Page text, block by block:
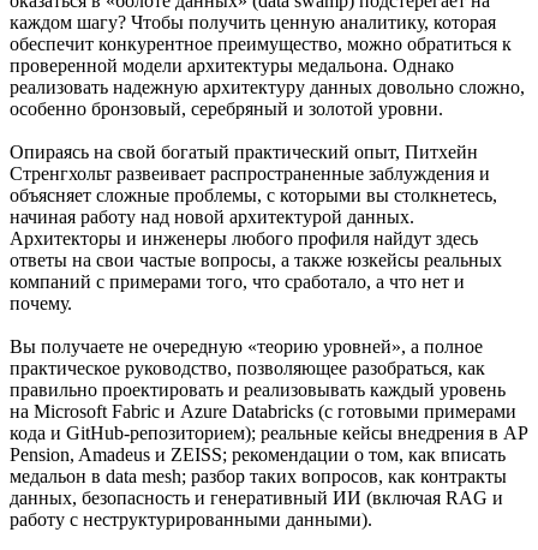
каждом шагу? Чтобы получить ценную аналитику, которая
обеспечит конкурентное преимущество, можно обратиться к
проверенной модели архитектуры медальона. Однако
реализовать надежную архитектуру данных довольно сложно,
особенно бронзовый, серебряный и золотой уровни.
Опираясь на свой богатый практический опыт, Питхейн
Стренгхольт развеивает распространенные заблуждения и
объясняет сложные проблемы, с которыми вы столкнетесь,
начиная работу над новой архитектурой данных.
Архитекторы и инженеры любого профиля найдут здесь
ответы на свои частые вопросы, а также юзкейсы реальных
компаний с примерами того, что сработало, а что нет и
почему.
Вы получаете не очередную «теорию уровней», а полное
практическое руководство, позволяющее разобраться, как
правильно проектировать и реализовывать каждый уровень
на Microsoft Fabric и Azure Databricks (с готовыми примерами
кода и GitHub-репозиторием); реальные кейсы внедрения в AP
Pension, Amadeus и ZEISS; рекомендации о том, как вписать
медальон в data mesh; разбор таких вопросов, как контракты
данных, безопасность и генеративный ИИ (включая RAG и
работу с неструктурированными данными).